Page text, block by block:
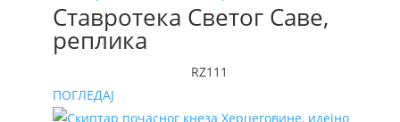
Ставротека Светог Саве,
реплика
RZ111
ПОГЛЕДАЈ